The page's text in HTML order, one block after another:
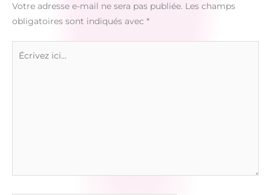
Votre adresse e-mail ne sera pas publiée. Les champs
obligatoires sont indiqués avec *